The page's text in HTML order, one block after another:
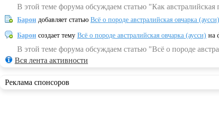
В этой теме форума обсуждаем статью "Как
Барон добавляет статью Всё о породе австралийская овчарка (аусси)
Барон создает тему Всё о породе австралийская овчарка (аусси) на
В этой теме форума обсуждаем статью "Всё о породе
Вся лента активности
Реклама спонсоров